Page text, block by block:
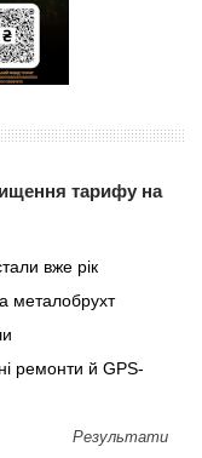
тарифу на
вже рік
металобрухт
ремонти й GPS-
Результати